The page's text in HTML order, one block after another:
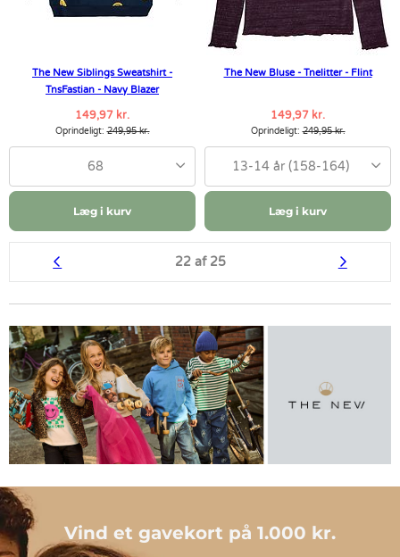
The New Siblings Sweatshirt -
TnsFastian - Navy Blazer
149,97 kr.
Oprindeligt:249,95 kr.
68
Læg i kurv
The New Bluse - Tnelitter - Flint
149,97 kr.
Oprindeligt:249,95 kr.
13-14 år (158-164)
Læg i kurv
22 af 25
Vind et gavekort på 1.000 kr.